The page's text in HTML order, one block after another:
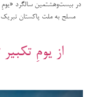
در بیست‌وهشتمین سالگرد «یومِ
مسلح به ملت پاکستان تبریک
از یومِ